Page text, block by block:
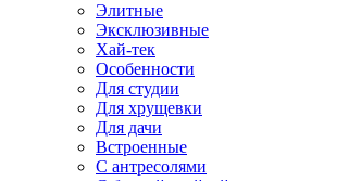
Элитные
Эксклюзивные
Хай-тек
Особенности
Для студии
Для хрущевки
Для дачи
Встроенные
С антресолями